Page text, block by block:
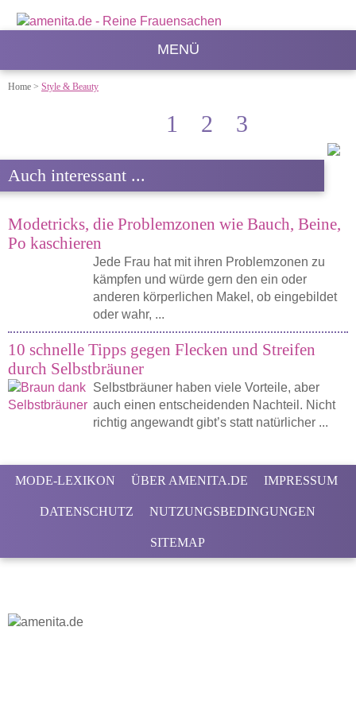
MENÜ
Home > Style & Beauty
1 2 3
Auch interessant ...
Modetricks, die Problemzonen wie Bauch, Beine,
Po kaschieren
Jede Frau hat mit ihren Problemzonen zu
kämpfen und würde gern den ein oder
anderen körperlichen Makel, ob eingebildet
oder wahr, ...
10 schnelle Tipps gegen Flecken und Streifen
durch Selbstbräuner
Selbstbräuner haben viele Vorteile, aber
auch einen entscheidenden Nachteil. Nicht
richtig angewandt gibt’s statt natürlicher ...
MODE-LEXIKON ÜBER AMENITA.DE IMPRESSUM
DATENSCHUTZ NUTZUNGSBEDINGUNGEN
SITEMAP